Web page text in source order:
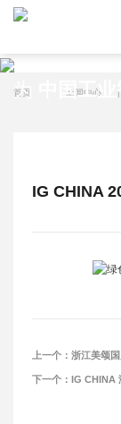
为 中国工
首页 新闻中心 |
IG CHINA
上一个： 浙江美颂
下一个： IG CHINA